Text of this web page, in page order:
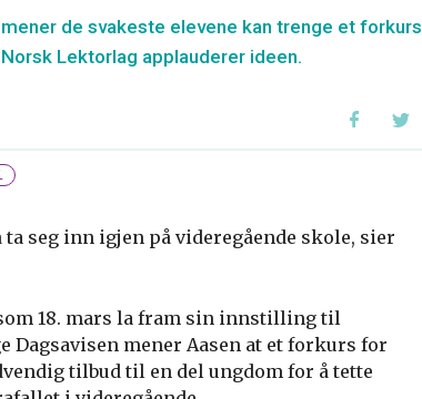
de svakeste elevene kan trenge et forkurs
Lektorlag applauderer ideen.
seg inn igjen på videregående skole, sier
18. mars la fram sin innstilling til
mener Aasen at et forkurs for
tilbud til en del ungdom for å tette